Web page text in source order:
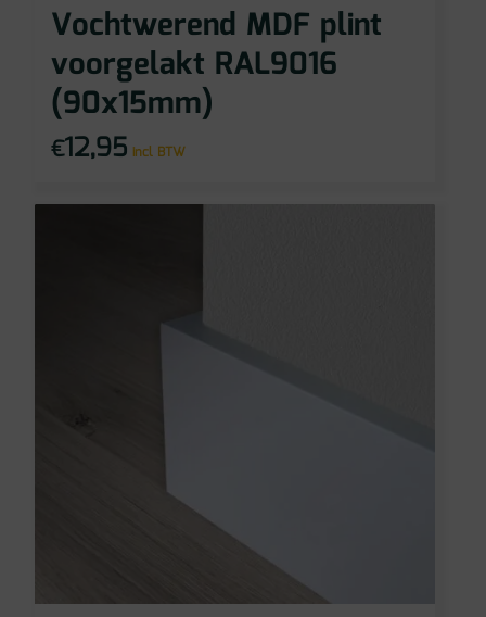
Vochtwerend MDF plint
voorgelakt RAL9016
(90x15mm)
€12,95 incl BTW